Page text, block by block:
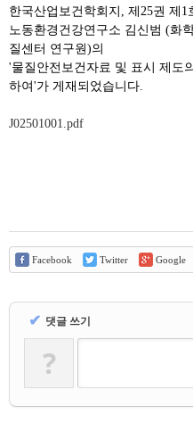
한국산업보건학회지, 제25권 제1
노동환경건강연구소 김신범 (화
질센터 연구원)의
'물질안전보건자료 및 표시 제도
하여'가 게재되었습니다.
J02501001.pdf
Facebook Twitter Google
✔ 댓글 쓰기
?